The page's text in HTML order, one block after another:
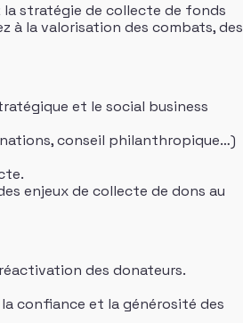
la stratégie de collecte de fonds
à la valorisation des combats, des
et le social business
conseil philanthropique…)
enjeux de collecte de dons au
des donateurs.
confiance et la générosité des